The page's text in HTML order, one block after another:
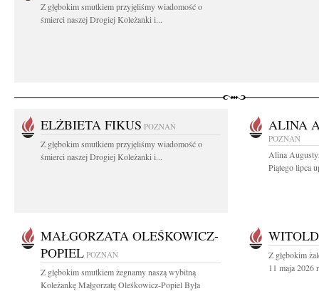
Z głębokim smutkiem przyjęliśmy wiadomość o
śmierci naszej Drogiej Koleżanki i...
ELŻBIETA FIKUS POZNAŃ
Z głębokim smutkiem przyjęliśmy wiadomość o
śmierci naszej Drogiej Koleżanki i...
ALINA
POZNAŃ
Alina
Piątego lipca
MAŁGORZATA OLEŚKOWICZ-
POPIEL POZNAŃ
Z głębokim smutkiem żegnamy naszą wybitną
Koleżankę Małgorzatę Oleśkowicz-Popiel Była
Z głębokim
11 maja 2026